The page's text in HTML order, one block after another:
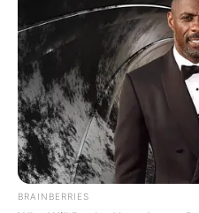
Η ισχυρή τριάδα του
αποφάσεων
Ο
BRAINBERRIES